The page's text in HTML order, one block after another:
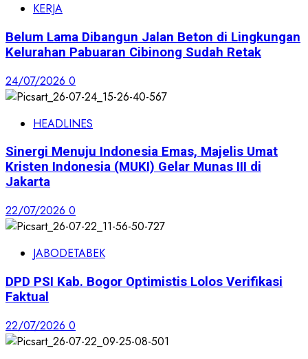
KERJA
Belum Lama Dibangun Jalan Beton di Lingkungan
Kelurahan Pabuaran Cibinong Sudah Retak
24/07/2026 0
HEADLINES
Sinergi Menuju Indonesia Emas, Majelis Umat
Kristen Indonesia (MUKI) Gelar Munas III di
Jakarta
22/07/2026 0
JABODETABEK
DPD PSI Kab. Bogor Optimistis Lolos Verifikasi
Faktual
22/07/2026 0